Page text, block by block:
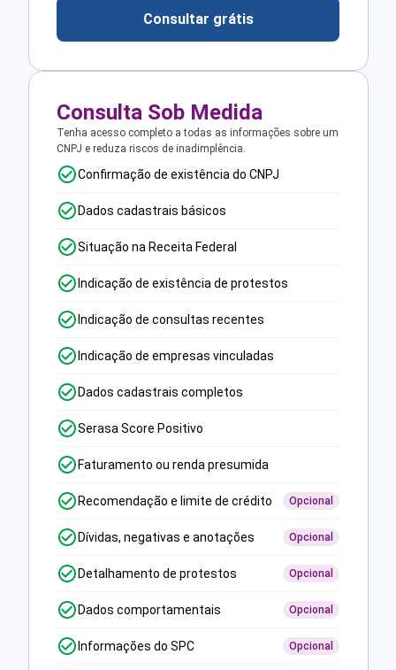
Consultar grátis
Consulta Sob Medida
Tenha acesso completo a todas as informações sobre um
CNPJ e reduza riscos de inadimplência.
Confirmação de existência do CNPJ
Dados cadastrais básicos
Situação na Receita Federal
Indicação de existência de protestos
Indicação de consultas recentes
Indicação de empresas vinculadas
Dados cadastrais completos
Serasa Score Positivo
Faturamento ou renda presumida
Recomendação e limite de crédito Opcional
Dívidas, negativas e anotações Opcional
Detalhamento de protestos Opcional
Dados comportamentais Opcional
Informações do SPC Opcional